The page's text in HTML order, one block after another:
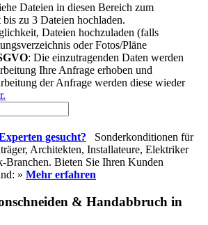
Dateien in diesen Bereich zum
zu 3 Dateien hochladen.
Dateien hochzuladen (falls
oder Fotos/Pläne
: Die einzutragenden Daten werden
Ihre Anfrage erhoben und
der Anfrage werden diese wieder
gesucht? Sonderkonditionen für
Architekten, Installateure, Elektriker
Branchen. Bieten Sie Ihren Kunden
» Mehr erfahren
& Handabbruch in